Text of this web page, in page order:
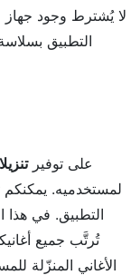
التطبيق
على توفير
لمستخدميه. يمكنكم
التطبيق. في هذا
تُرتَّب جميع
الأغاني المنزّلة